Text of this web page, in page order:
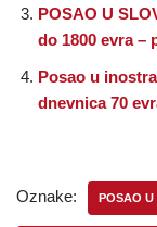
POSAO U
do 1800 evra –
Posao u
dnevnica 70
Oznake: POSAO U